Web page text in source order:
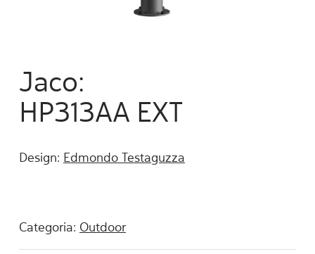
Jaco:
HP313AA EXT
Design: Edmondo Testaguzza
Categoria: Outdoor